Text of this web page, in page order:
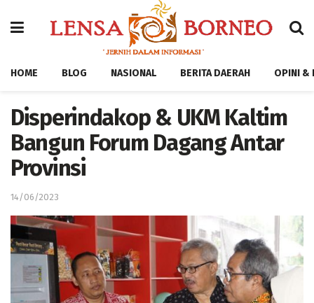
HOME BLOG NASIONAL BERITA DAERAH OPINI &
Disperindakop & UKM Kaltim
Bangun Forum Dagang Antar
Provinsi
14/06/2023